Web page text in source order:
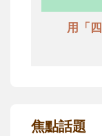
用「
焦點話題